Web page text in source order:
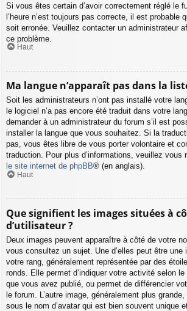
Si vous êtes certain d’avoir correctement réglé le
l’heure n’est toujours pas correcte, il est probable
soit erronée. Veuillez contacter un administrateur
ce problème.
Haut
Ma langue n’apparaît pas dans la
Soit les administrateurs n’ont pas installé votre
le logiciel n’a pas encore été traduit dans votre
demander à un administrateur du forum s’il est
installer la langue que vous souhaitez. Si la
pas, vous êtes libre de vous porter volontaire et
traduction. Pour plus d’informations, veuillez vous
le site internet de phpBB® (en anglais).
Haut
Que signifient les images situées à
d’utilisateur ?
Deux images peuvent apparaître à côté de votre
vous consultez un sujet. Une d’elles peut être une
votre rang, généralement représentée par des
ronds. Elle permet d’indiquer votre activité selon
que vous avez publié, ou permet de différencier
le forum. L’autre image, généralement plus
sous le nom d’avatar qui est bien souvent unique